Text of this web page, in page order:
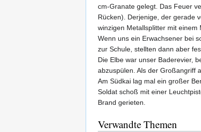
cm-Granate gelegt. Das Feuer
Rücken). Derjenige, der gerade
winzigen Metallsplitter mit einem
Wenn uns ein Erwachsener bei
zur Schule, stellten dann aber
Die Elbe war unser Baderevier,
abzuspülen. Als der Großangriff
Am Südkai lag mal ein großer
Soldat schoß mit einer
Brand gerieten.
Verwandte Themen